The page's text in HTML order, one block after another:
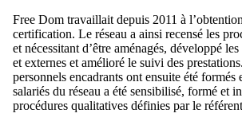
Free Dom travaillait depuis 2011 à
certification. Le réseau a ainsi recensé les
et nécessitant d’être aménagés, développé
et externes et amélioré le suivi des
personnels encadrants ont ensuite été formés
salariés du réseau a été sensibilisé, formé et
procédures qualitatives définies par le